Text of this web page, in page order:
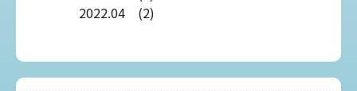
2022.04 (2)